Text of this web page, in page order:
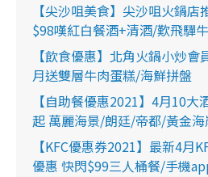
【尖沙咀美食】尖沙咀火鍋
$98嘆紅白餐酒+清酒/歎飛驒
【飲食優惠】北角火鍋小炒
月送雙層牛肉蛋糕/海鮮拼盤
【自助餐優惠2021】4月10大
起 萬麗海景/朗廷/帝都/黃金
【KFC優惠券2021】最新4月
優惠 快閃$99三人桶餐/手機